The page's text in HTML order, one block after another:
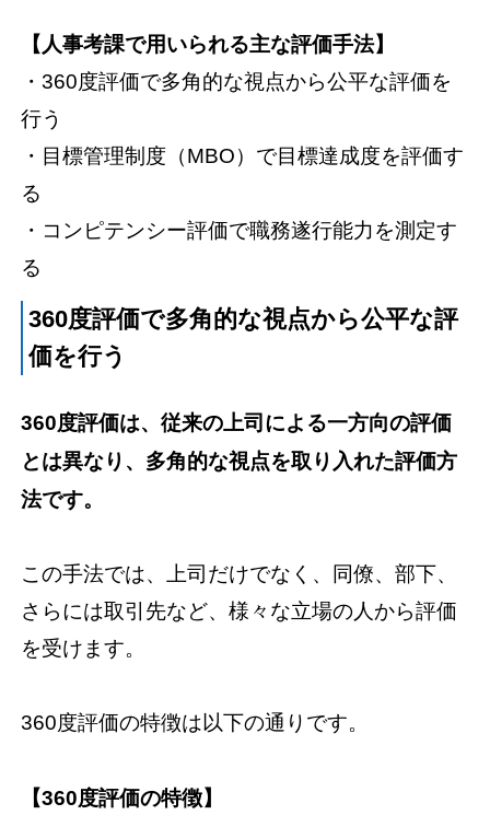
【人事考課で用いられる主な評価手法】
・360度評価で多角的な視点から公平な評価を
行う
・目標管理制度（MBO）で目標達成度を評価す
る
・コンピテンシー評価で職務遂行能力を測定す
る
360度評価で多角的な視点から公平な評
価を行う
360度評価は、従来の上司による一方向の評価
とは異なり、多角的な視点を取り入れた評価方
法です。
この手法では、上司だけでなく、同僚、部下、
さらには取引先など、様々な立場の人から評価
を受けます。
360度評価の特徴は以下の通りです。
【360度評価の特徴】